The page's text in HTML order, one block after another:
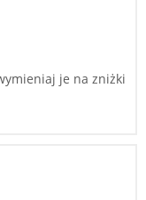
je na zniżki